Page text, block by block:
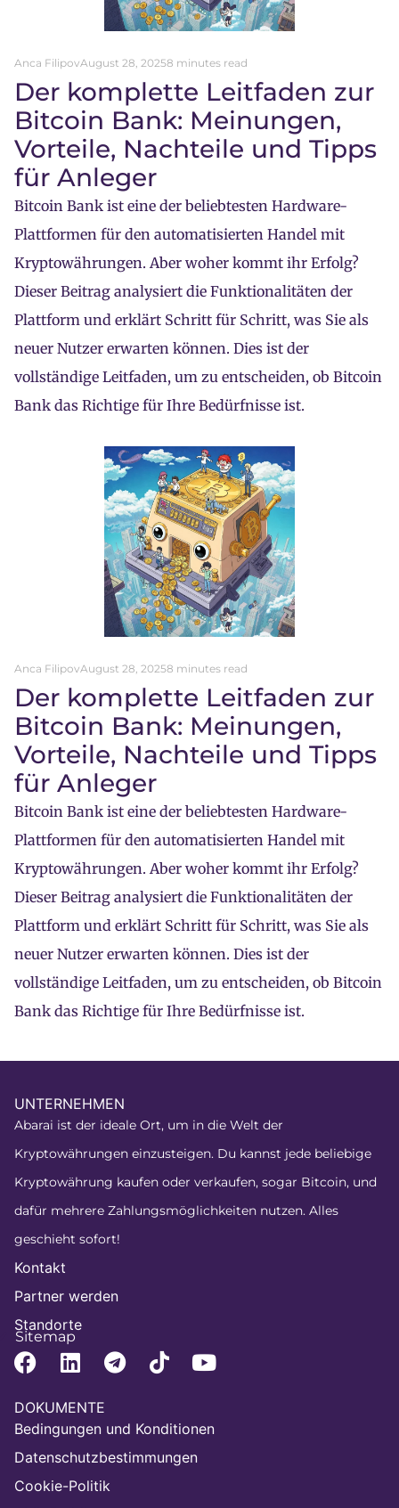
Anca FilipovAugust 28, 20258 minutes read
Der komplette Leitfaden zur
Bitcoin Bank: Meinungen,
Vorteile, Nachteile und Tipps
für Anleger
Bitcoin Bank ist eine der beliebtesten Hardware-
Plattformen für den automatisierten Handel mit
Kryptowährungen. Aber woher kommt ihr Erfolg?
Dieser Beitrag analysiert die Funktionalitäten der
Plattform und erklärt Schritt für Schritt, was Sie als
neuer Nutzer erwarten können. Dies ist der
vollständige Leitfaden, um zu entscheiden, ob Bitcoin
Bank das Richtige für Ihre Bedürfnisse ist.
Anca FilipovAugust 28, 20258 minutes read
Der komplette Leitfaden zur
Bitcoin Bank: Meinungen,
Vorteile, Nachteile und Tipps
für Anleger
Bitcoin Bank ist eine der beliebtesten Hardware-
Plattformen für den automatisierten Handel mit
Kryptowährungen. Aber woher kommt ihr Erfolg?
Dieser Beitrag analysiert die Funktionalitäten der
Plattform und erklärt Schritt für Schritt, was Sie als
neuer Nutzer erwarten können. Dies ist der
vollständige Leitfaden, um zu entscheiden, ob Bitcoin
Bank das Richtige für Ihre Bedürfnisse ist.
UNTERNEHMEN
Abarai ist der ideale Ort, um in die Welt der
Kryptowährungen einzusteigen. Du kannst jede beliebige
Kryptowährung kaufen oder verkaufen, sogar Bitcoin, und
dafür mehrere Zahlungsmöglichkeiten nutzen. Alles
geschieht sofort!
Kontakt
Partner werden
Standorte
Sitemap
DOKUMENTE
Bedingungen und Konditionen
Datenschutzbestimmungen
Cookie-Politik